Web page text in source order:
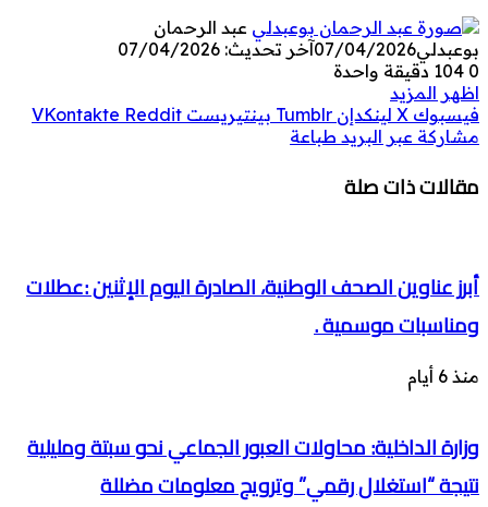
عبد الرحمان
بوعبدلي07/04/2026آخر تحديث: 07/04/2026
0
دقيقة واحدة
اظهر المزيد
فيسبوك ‫X لينكدإن بينتيريست
مشاركة عبر البريد طباعة
مقالات ذات صلة
أبرز عناوين الصحف الوطنية، الصادرة اليوم الإثنين :عطلات
ومناسبات موسمية .
منذ 6 أيام
وزارة الداخلية: محاولات العبور الجماعي نحو سبتة ومليلية
نتيجة “استغلال رقمي” وترويج معلومات مضللة